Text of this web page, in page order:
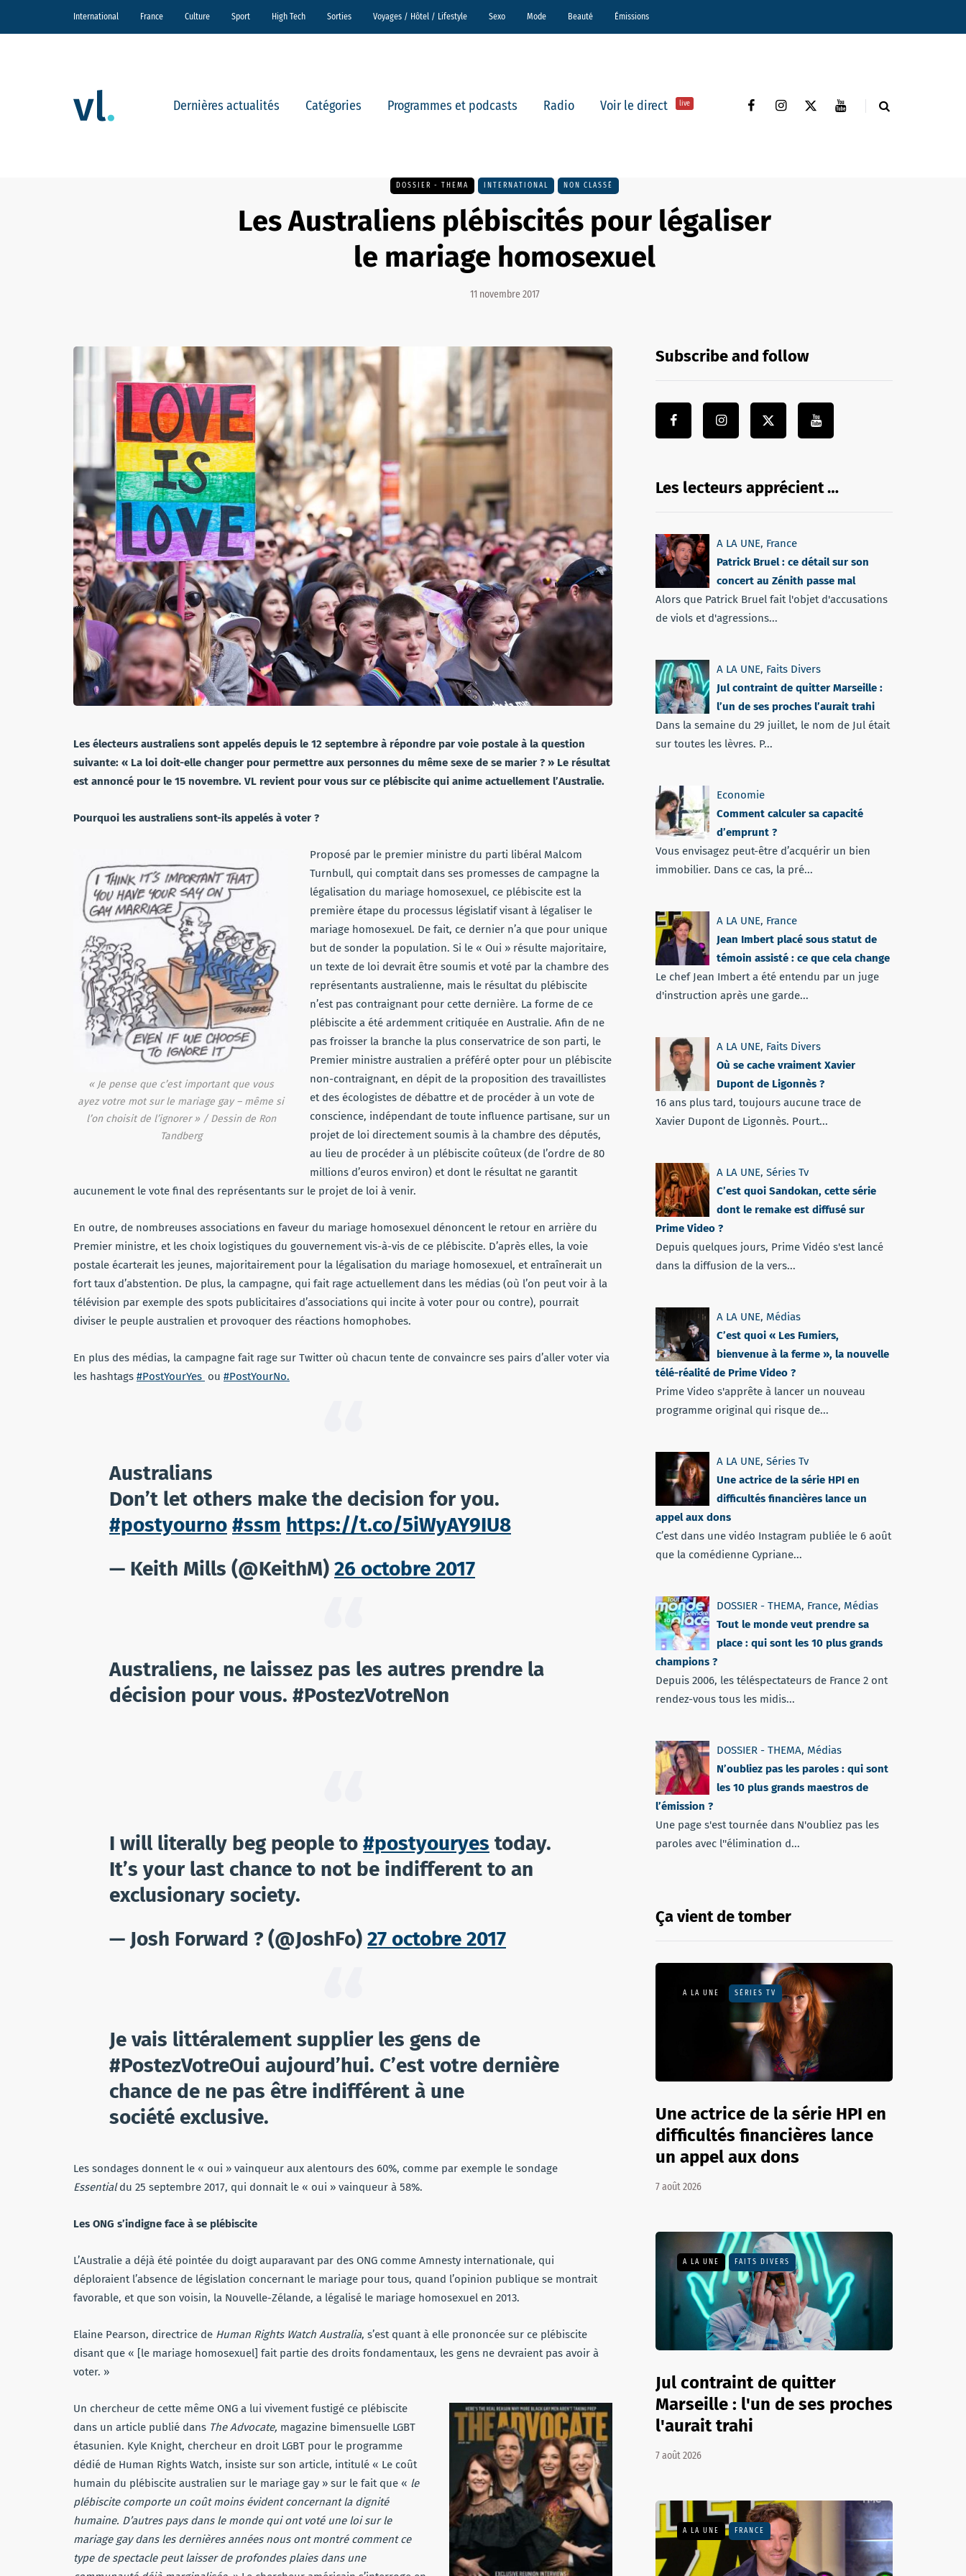
International France Culture Sport High Tech Sorties Voyages / Hôtel / Lifestyle Sexo Mode Beauté Émissions
Dernières actualités Catégories Programmes et podcasts Radio Voir le direct live
DOSSIER - THEMA INTERNATIONAL NON CLASSÉ
Les Australiens plébiscités pour légaliser
le mariage homosexuel
11 novembre 2017
Les électeurs australiens sont appelés depuis le 12 septembre à répondre par voie postale à la question
suivante: « La loi doit-elle changer pour permettre aux personnes du même sexe de se marier ? » Le résultat
est annoncé pour le 15 novembre. VL revient pour vous sur ce plébiscite qui anime actuellement l’Australie.
Pourquoi les australiens sont-ils appelés à voter ?
« Je pense que c’est important que vous
ayez votre mot sur le mariage gay – même si
l’on choisit de l’ignorer » / Dessin de Ron
Tandberg
Proposé par le premier ministre du parti libéral Malcom
Turnbull, qui comptait dans ses promesses de campagne la
légalisation du mariage homosexuel, ce plébiscite est la
première étape du processus législatif visant à légaliser le
mariage homosexuel. De fait, ce dernier n’a que pour unique
but de sonder la population. Si le « Oui » résulte majoritaire,
un texte de loi devrait être soumis et voté par la chambre des
représentants australienne, mais le résultat du plébiscite
n’est pas contraignant pour cette dernière. La forme de ce
plébiscite a été ardemment critiquée en Australie. Afin de ne
pas froisser la branche la plus conservatrice de son parti, le
Premier ministre australien a préféré opter pour un plébiscite
non-contraignant, en dépit de la proposition des travaillistes
et des écologistes de débattre et de procéder à un vote de
conscience, indépendant de toute influence partisane, sur un
projet de loi directement soumis à la chambre des députés,
au lieu de procéder à un plébiscite coûteux (de l’ordre de 80
millions d’euros environ) et dont le résultat ne garantit
aucunement le vote final des représentants sur le projet de loi à venir.
En outre, de nombreuses associations en faveur du mariage homosexuel dénoncent le retour en arrière du
Premier ministre, et les choix logistiques du gouvernement vis-à-vis de ce plébiscite. D’après elles, la voie
postale écarterait les jeunes, majoritairement pour la légalisation du mariage homosexuel, et entraînerait un
fort taux d’abstention. De plus, la campagne, qui fait rage actuellement dans les médias (où l’on peut voir à la
télévision par exemple des spots publicitaires d’associations qui incite à voter pour ou contre), pourrait
diviser le peuple australien et provoquer des réactions homophobes.
En plus des médias, la campagne fait rage sur Twitter où chacun tente de convaincre ses pairs d’aller voter via
les hashtags #PostYourYes ou #PostYourNo.
Australians
Don’t let others make the decision for you.
#postyourno #ssm https://t.co/5iWyAY9IU8
— Keith Mills (@KeithM) 26 octobre 2017
Australiens, ne laissez pas les autres prendre la
décision pour vous. #PostezVotreNon
I will literally beg people to #postyouryes today.
It’s your last chance to not be indifferent to an
exclusionary society.
— Josh Forward ? (@JoshFo) 27 octobre 2017
Je vais littéralement supplier les gens de
#PostezVotreOui aujourd’hui. C’est votre dernière
chance de ne pas être indifférent à une
société exclusive.
Les sondages donnent le « oui » vainqueur aux alentours des 60%, comme par exemple le sondage
Essentialdu 25 septembre 2017, qui donnait le « oui » vainqueur à 58%.
Les ONG s’indigne face à se plébiscite
L’Australie a déjà été pointée du doigt auparavant par des ONG comme Amnesty internationale, qui
déploraient l’absence de législation concernant le mariage pour tous, quand l’opinion publique se montrait
favorable, et que son voisin, la Nouvelle-Zélande, a légalisé le mariage homosexuel en 2013.
Elaine Pearson, directrice de Human Rights Watch Australia, s’est quant à elle prononcée sur ce plébiscite
disant que « [le mariage homosexuel] fait partie des droits fondamentaux, les gens ne devraient pas avoir à
voter. »
Un chercheur de cette même ONG a lui vivement fustigé ce plébiscite
dans un article publié dans The Advocate, magazine bimensuelle LGBT
étasunien. Kyle Knight, chercheur en droit LGBT pour le programme
dédié de Human Rights Watch, insiste sur son article, intitulé « Le coût
humain du plébiscite australien sur le mariage gay » sur le fait que « le
plébiscite comporte un coût moins évident concernant la dignité
humaine. D’autres pays dans le monde qui ont voté une loi sur le
mariage gay dans les dernières années nous ont montré comment ce
type de spectacle peut laisser de profondes plaies dans une
Subscribe and follow
Les lecteurs apprécient …
A LA UNE, France
Patrick Bruel : ce détail sur son
concert au Zénith passe mal
Alors que Patrick Bruel fait l'objet d'accusations
de viols et d'agressions...
A LA UNE, Faits Divers
Jul contraint de quitter Marseille :
l’un de ses proches l’aurait trahi
Dans la semaine du 29 juillet, le nom de Jul était
sur toutes les lèvres. P...
Economie
Comment calculer sa capacité
d’emprunt ?
Vous envisagez peut-être d’acquérir un bien
immobilier. Dans ce cas, la pré...
A LA UNE, France
Jean Imbert placé sous statut de
témoin assisté : ce que cela change
Le chef Jean Imbert a été entendu par un juge
d'instruction après une garde...
A LA UNE, Faits Divers
Où se cache vraiment Xavier
Dupont de Ligonnès ?
16 ans plus tard, toujours aucune trace de
Xavier Dupont de Ligonnès. Pourt...
A LA UNE, Séries Tv
C’est quoi Sandokan, cette série
dont le remake est diffusé sur
Prime Video ?
Depuis quelques jours, Prime Vidéo s'est lancé
dans la diffusion de la vers...
A LA UNE, Médias
C’est quoi « Les Fumiers,
bienvenue à la ferme », la nouvelle
télé-réalité de Prime Video ?
Prime Video s'apprête à lancer un nouveau
programme original qui risque de...
A LA UNE, Séries Tv
Une actrice de la série HPI en
difficultés financières lance un
appel aux dons
C’est dans une vidéo Instagram publiée le 6 août
que la comédienne Cypriane...
DOSSIER - THEMA, France, Médias
Tout le monde veut prendre sa
place : qui sont les 10 plus grands
champions ?
Depuis 2006, les téléspectateurs de France 2 ont
rendez-vous tous les midis...
DOSSIER - THEMA, Médias
N’oubliez pas les paroles : qui sont
les 10 plus grands maestros de
l’émission ?
Une page s'est tournée dans N'oubliez pas les
paroles avec l''élimination d...
Ça vient de tomber
A LA UNE SÉRIES TV
Une actrice de la série HPI en
difficultés financières lance
un appel aux dons
7 août 2026
A LA UNE FAITS DIVERS
Jul contraint de quitter
Marseille : l'un de ses proches
l'aurait trahi
7 août 2026
A LA UNE FRANCE